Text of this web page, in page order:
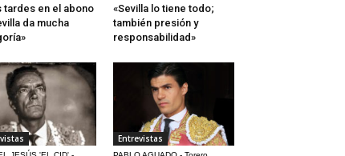
tardes en el abono
da mucha
«Sevilla lo tiene todo;
también presión y
responsabilidad»
Entrevistas